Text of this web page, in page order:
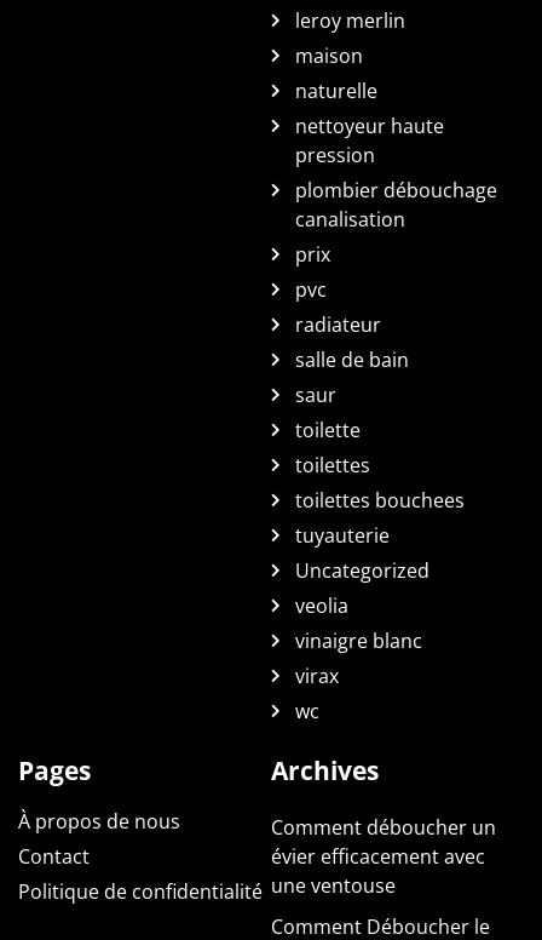
leroy merlin
maison
naturelle
nettoyeur haute
pression
plombier débouchage
canalisation
prix
pvc
radiateur
salle de bain
saur
toilette
toilettes
toilettes bouchees
tuyauterie
Uncategorized
veolia
vinaigre blanc
virax
wc
Pages
À propos de nous
Contact
Politique de confidentialité
Archives
Comment déboucher un
évier efficacement avec
une ventouse
Comment Déboucher le